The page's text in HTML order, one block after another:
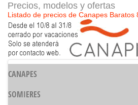
Precios, modelos y ofertas
Listado de precios de Canapes Baratos
CANAPES
SOMIERES